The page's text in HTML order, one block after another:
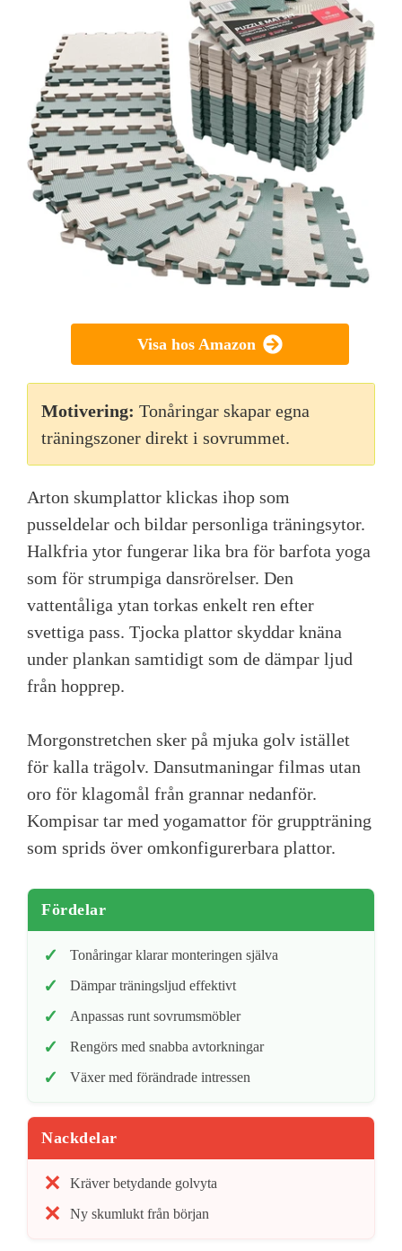
Visa hos Amazon
Motivering: Tonåringar skapar egna
träningszoner direkt i sovrummet.
Arton skumplattor klickas ihop som
pusseldelar och bildar personliga träningsytor.
Halkfria ytor fungerar lika bra för barfota yoga
som för strumpiga dansrörelser. Den
vattentåliga ytan torkas enkelt ren efter
svettiga pass. Tjocka plattor skyddar knäna
under plankan samtidigt som de dämpar ljud
från hopprep.
Morgonstretchen sker på mjuka golv istället
för kalla trägolv. Dansutmaningar filmas utan
oro för klagomål från grannar nedanför.
Kompisar tar med yogamattor för gruppträning
som sprids över omkonfigurerbara plattor.
Fördelar
Tonåringar klarar monteringen själva
Dämpar träningsljud effektivt
Anpassas runt sovrumsmöbler
Rengörs med snabba avtorkningar
Växer med förändrade intressen
Nackdelar
Kräver betydande golvyta
Ny skumlukt från början